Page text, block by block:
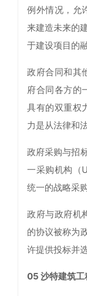
例外情况，允
来建造未来的
于建设项目的融
政府合同和其
府合同各方的
具有的双重权
力是从法律和
政府采购与招
一采购机构（
统一的战略采购
政府与政府机
的协议被称为
许提供投标并
05 沙特建筑工